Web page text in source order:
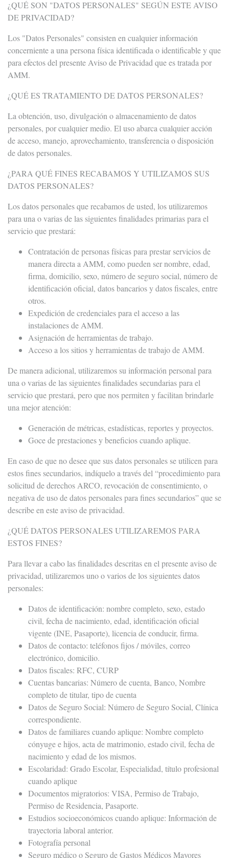
¿QUÉ SON "DATOS PERSONALES" SEGÚN ESTE AVISO
DE PRIVACIDAD?
Los "Datos Personales" consisten en cualquier información
concerniente a una persona física identificada o identificable y que
para efectos del presente Aviso de Privacidad que es tratada por
AMM.
¿QUÉ ES TRATAMIENTO DE DATOS PERSONALES?
La obtención, uso, divulgación o almacenamiento de datos
personales, por cualquier medio. El uso abarca cualquier acción
de acceso, manejo, aprovechamiento, transferencia o disposición
de datos personales.
¿PARA QUÉ FINES RECABAMOS Y UTILIZAMOS SUS
DATOS PERSONALES?
Los datos personales que recabamos de usted, los utilizaremos
para una o varias de las siguientes finalidades primarias para el
servicio que prestará:
Contratación de personas físicas para prestar servicios de
manera directa a AMM, como pueden ser nombre, edad,
firma, domicilio, sexo, número de seguro social, número de
identificación oficial, datos bancarios y datos fiscales, entre
otros.
Expedición de credenciales para el acceso a las
instalaciones de AMM.
Asignación de herramientas de trabajo.
Acceso a los sitios y herramientas de trabajo de AMM.
De manera adicional, utilizaremos su información personal para
una o varias de las siguientes finalidades secundarias para el
servicio que prestará, pero que nos permiten y facilitan brindarle
una mejor atención:
Generación de métricas, estadísticas, reportes y proyectos.
Goce de prestaciones y beneficios cuando aplique.
En caso de que no desee que sus datos personales se utilicen para
estos fines secundarios, indíquelo a través del “procedimiento para
solicitud de derechos ARCO, revocación de consentimiento, o
negativa de uso de datos personales para fines secundarios” que se
describe en este aviso de privacidad.
¿QUÉ DATOS PERSONALES UTILIZAREMOS PARA
ESTOS FINES?
Para llevar a cabo las finalidades descritas en el presente aviso de
privacidad, utilizaremos uno o varios de los siguientes datos
personales:
Datos de identificación: nombre completo, sexo, estado
civil, fecha de nacimiento, edad, identificación oficial
vigente (INE, Pasaporte), licencia de conducir, firma.
Datos de contacto: teléfonos fijos / móviles, correo
electrónico, domicilio.
Datos fiscales: RFC, CURP
Cuentas bancarias: Número de cuenta, Banco, Nombre
completo de titular, tipo de cuenta
Datos de Seguro Social: Número de Seguro Social, Clínica
correspondiente.
Datos de familiares cuando aplique: Nombre completo
cónyuge e hijos, acta de matrimonio, estado civil, fecha de
nacimiento y edad de los mismos.
Escolaridad: Grado Escolar, Especialidad, título profesional
cuando aplique
Documentos migratorios: VISA, Permiso de Trabajo,
Permiso de Residencia, Pasaporte.
Estudios socioeconómicos cuando aplique: Información de
trayectoria laboral anterior.
Fotografía personal
Seguro médico o Seguro de Gastos Médicos Mayores